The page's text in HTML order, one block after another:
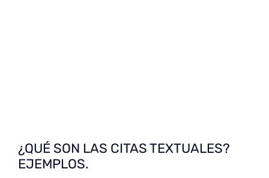
¿QUÉ SON LAS CITAS TEXTUALES?
EJEMPLOS.